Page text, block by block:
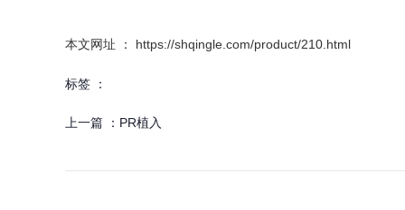
本文网址 ： https://shqingle.com/product/210.html
标签 ：
上一篇 ： PR植入